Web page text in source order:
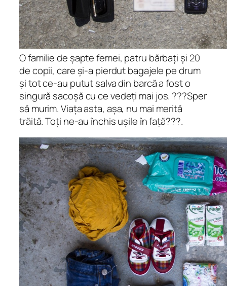
O familie de șapte femei, patru bărbați și 20
de copii, care și-a pierdut bagajele pe drum
și tot ce-au putut salva din barcă a fost o
singură sacoșă cu ce vedeți mai jos. ???Sper
să murim. Viața asta, așa, nu mai merită
trăită. Toți ne-au închis ușile în față???.